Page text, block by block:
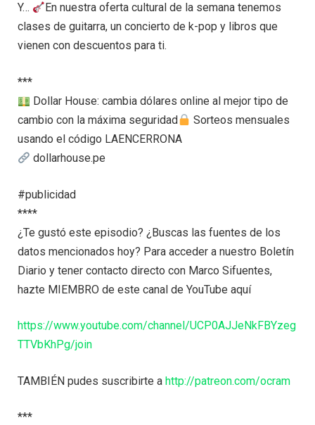
Y…
En nuestra oferta cultural de la semana tenemos
clases de guitarra, un concierto de k-pop y libros que
vienen con descuentos para ti.
***
Dollar House: cambia dólares online al mejor tipo de
cambio con la máxima seguridad
Sorteos mensuales
usando el código LAENCERRONA
dollarhouse.pe
#publicidad
****
¿Te gustó este episodio? ¿Buscas las fuentes de los
datos mencionados hoy? Para acceder a nuestro Boletín
Diario y tener contacto directo con Marco Sifuentes,
hazte MIEMBRO de este canal de YouTube aquí
https://www.youtube.com/channel/UCP0AJJeNkFBYzeg
TTVbKhPg/join
TAMBIÉN pudes suscribirte a http://patreon.com/ocram
***